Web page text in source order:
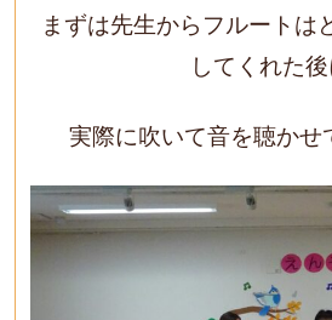
まずは先生からフルートは
してくれた後
実際に吹いて音を聴かせ